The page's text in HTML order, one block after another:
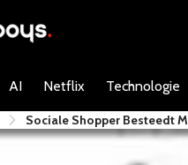
AI Netflix Technologie
Sociale Shopper Besteedt